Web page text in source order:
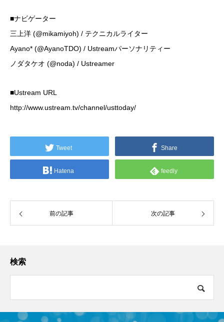
■ナビゲーター
三上洋 (@mikamiyoh) / テクニカルライター
Ayano* (@AyanoTDO) / Ustreamパーソナリティー
ノダタケオ (@noda) / Ustreamer
■Ustream URL
http://www.ustream.tv/channel/usttoday/
Tweet Share
Hatena feedly
前の記事 次の記事
検索